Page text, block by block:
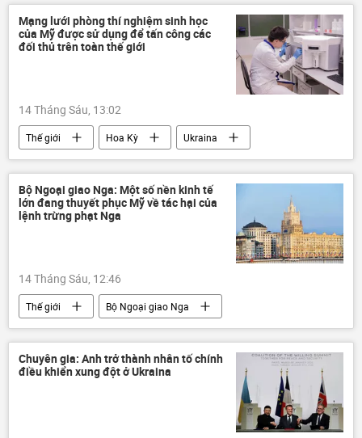
Mạng lưới phòng thí nghiệm sinh học
của Mỹ được sử dụng để tấn công các
đối thủ trên toàn thế giới
14 Tháng Sáu, 13:02
Thế giới Hoa Kỳ
Ukraina
sinh học
Bộ Ngoại giao Nga: Một số nền kinh tế
lớn đang thuyết phục Mỹ về tác hại của
lệnh trừng phạt Nga
14 Tháng Sáu, 12:46
Thế giới
Bộ Ngoại giao Nga
Hoa Kỳ
G20
APEC
hợp tác
Kinh tế phương Tây
Chuyên gia: Anh trở thành nhân tố chính
điều khiển xung đột ở Ukraina